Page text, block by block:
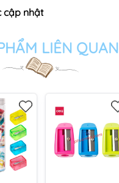
cập nhật
LIÊN QUAN